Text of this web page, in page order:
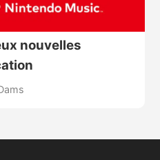
nouvelles